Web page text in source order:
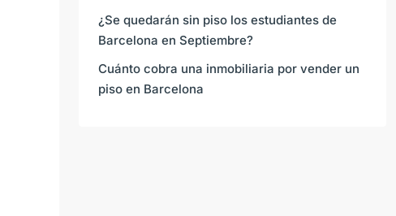
¿Se quedarán sin piso los estudiantes de
Barcelona en Septiembre?
Cuánto cobra una inmobiliaria por vender un
piso en Barcelona